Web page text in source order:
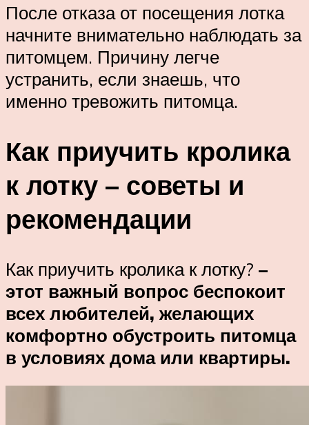
После отказа от посещения лотка
начните внимательно наблюдать за
питомцем. Причину легче
устранить, если знаешь, что
именно тревожить питомца.
Как приучить кролика
к лотку – советы и
рекомендации
Как приучить кролика к лотку? –
этот важный вопрос беспокоит
всех любителей, желающих
комфортно обустроить питомца
в условиях дома или квартиры.